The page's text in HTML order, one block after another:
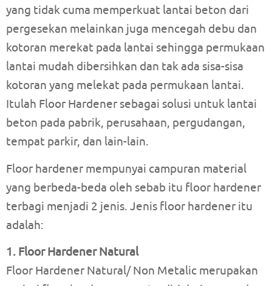
yang tidak cuma memperkuat lantai beton dari
pergesekan melainkan juga mencegah debu dan
kotoran merekat pada lantai sehingga permukaan
lantai mudah dibersihkan dan tak ada sisa-sisa
kotoran yang melekat pada permukaan lantai.
Itulah Floor Hardener sebagai solusi untuk lantai
beton pada pabrik, perusahaan, pergudangan,
tempat parkir, dan lain-lain.
Floor hardener mempunyai campuran material
yang berbeda-beda oleh sebab itu floor hardener
terbagi menjadi 2 jenis. Jenis floor hardener itu
adalah:
1. Floor Hardener Natural
Floor Hardener Natural/ Non Metalic merupakan